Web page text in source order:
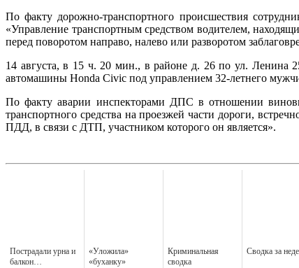
По факту дорожно-транспортного происшествия
«Управление транспортным средством водителем,
перед поворотом направо, налево или разворотом
14 августа, в 15 ч. 20 мин., в районе д. 26 по ул. Ленина
автомашины Honda Civic под управлением 32-летнего
По факту аварии инспекторами ДПС в отношении
транспортного средства на проезжей части дороги,
ПДД, в связи с ДТП, участником которого он является».
Пострадали урна и
балкон…
«Уложила»
«буханку»
Криминальная
сводка
Сводка за